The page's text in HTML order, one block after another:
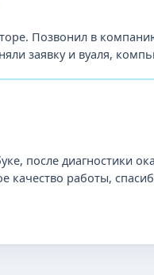
Позвонил в
заявку и вуаля,
после диагностики
работы,